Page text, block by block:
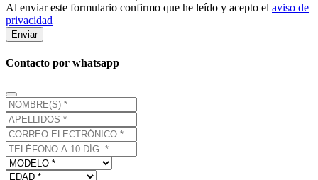
Al enviar este formulario confirmo que he leído y acepto el aviso de
privacidad
Enviar
Contacto por whatsapp